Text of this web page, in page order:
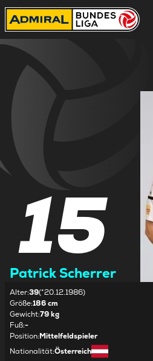
15
Patrick Scherrer
Alter:39(*20.12.1986)
Größe:186 cm
Gewicht:79 kg
Fuß:-
Position:Mittelfeldspieler
Nationalität:Österreich